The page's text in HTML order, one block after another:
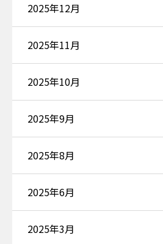
2025年12月
2025年11月
2025年10月
2025年9月
2025年8月
2025年6月
2025年3月